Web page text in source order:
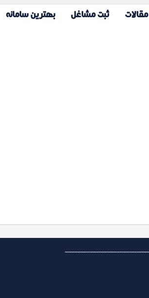
مقالات ثبت مشاغل بهترین سامانه